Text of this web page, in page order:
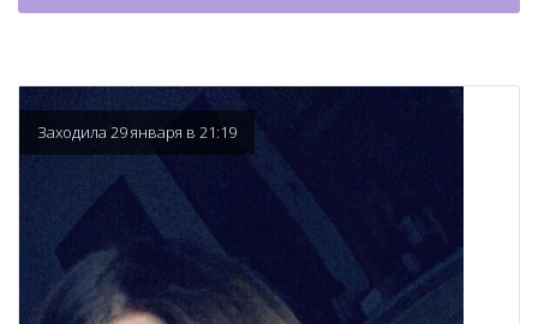
Заходила 29 января в 21:19